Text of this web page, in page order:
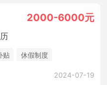
2000-6000元
贴
休假制度
2024-07-19